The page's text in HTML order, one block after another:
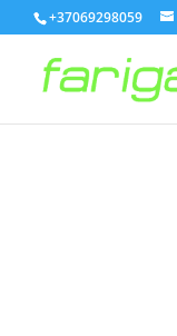
+37069298059